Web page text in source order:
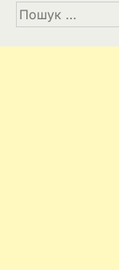
Пошук: